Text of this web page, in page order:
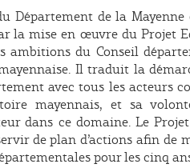
Département de la
la mise en œuvre du Projet
ambitions du Conseil
Il traduit la
avec tous les acteurs
mayennais, et sa
dans ce domaine. Le
de plan d’actions afin de
pour les cinq